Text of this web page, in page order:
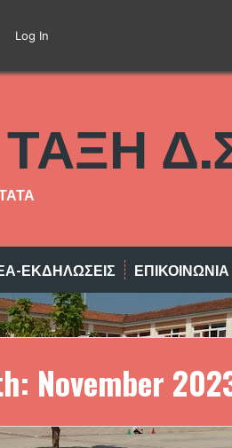
ΤΑΞΗ
ΕΚΔΗΛΩΣΕΙΣ ΕΠΙΚΟΙΝΩΝΙΑ
November
Log In